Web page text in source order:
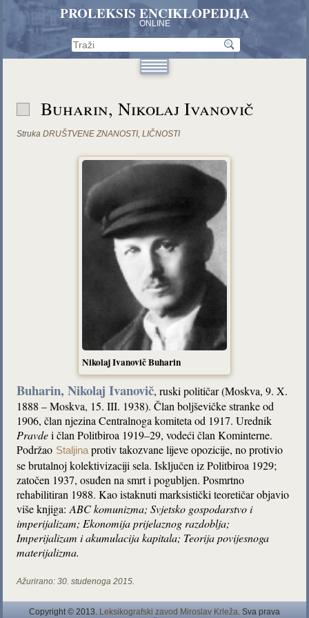
PROLEKSIS ENCIKLOPEDIJA
ONLINE
Buharin, Nikolaj Ivanovič
Struka DRUŠTVENE ZNANOSTI,LIČNOSTI
Nikolaj Ivanovič Buharin
Buharin, Nikolaj Ivanovič, ruski političar (Moskva, 9. X.
1888 – Moskva, 15. III. 1938). Član boljševičke stranke od
1906, član njezina Centralnoga komiteta od 1917. Urednik
Pravdei član Politbiroa 1919–29, vodeći član Kominterne.
Podržao Staljina protiv takozvane lijeve opozicije, no protivio
se brutalnoj kolektivizaciji sela. Isključen iz Politbiroa 1929;
zatočen 1937, osuđen na smrt i pogubljen. Posmrtno
rehabilitiran 1988. Kao istaknuti marksistički teoretičar objavio
više knjiga:ABC komunizma; Svjetsko gospodarstvo i
imperijalizam; Ekonomija prijelaznog razdoblja;
Imperijalizam i akumulacija kapitala; Teorija povijesnoga
materijalizma.
Ažurirano: 30. studenoga 2015.
Copyright © 2013. Leksikografski zavod Miroslav Krleža . Sva prava